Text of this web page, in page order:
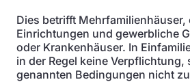
Dies betrifft
Einrichtungen und gewerbliche
oder Krankenhäuser. In
in der Regel keine Verpflichtung,
genannten Bedingungen nicht